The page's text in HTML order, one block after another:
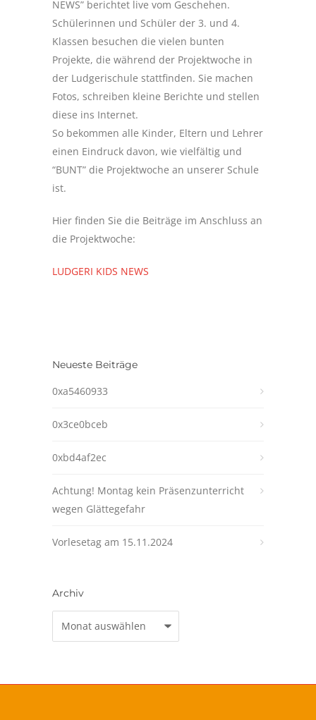
NEWS” berichtet live vom Geschehen.
Schülerinnen und Schüler der 3. und 4.
Klassen besuchen die vielen bunten
Projekte, die während der Projektwoche in
der Ludgerischule stattfinden. Sie machen
Fotos, schreiben kleine Berichte und stellen
diese ins Internet.
So bekommen alle Kinder, Eltern und Lehrer
einen Eindruck davon, wie vielfältig und
“BUNT” die Projektwoche an unserer Schule
ist.
Hier finden Sie die Beiträge im Anschluss an
die Projektwoche:
LUDGERI KIDS NEWS
Neueste Beiträge
0xa5460933
0x3ce0bceb
0xbd4af2ec
Achtung! Montag kein Präsenzunterricht
wegen Glättegefahr
Vorlesetag am 15.11.2024
Archiv